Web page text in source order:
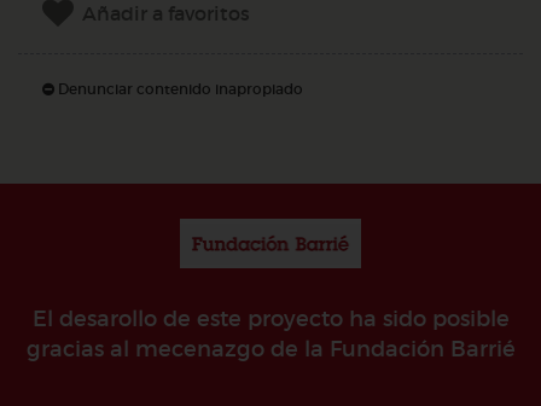
Añadir a favoritos
Denunciar contenido inapropiado
El desarollo de este proyecto ha sido posible
gracias al mecenazgo de la Fundación Barrié